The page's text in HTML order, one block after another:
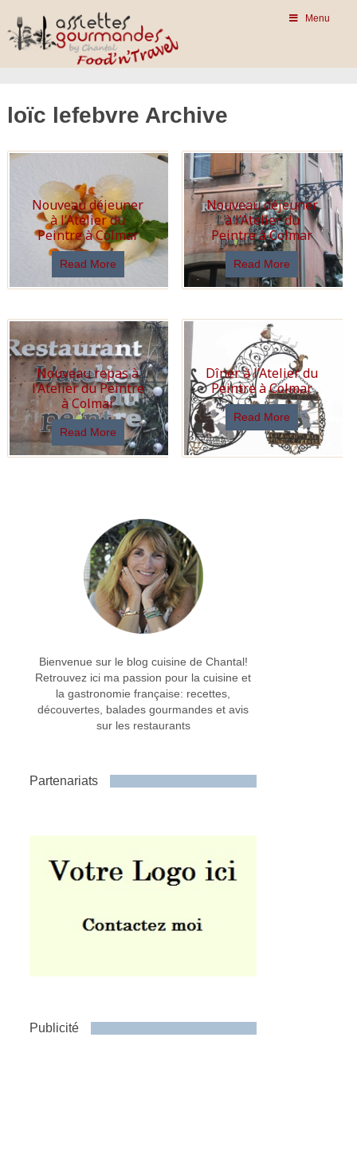
Menu
loïc lefebvre Archive
Nouveau déjeuner
à l’Atelier du
Peintre à Colmar
Read More
Nouveau déjeuner
à l’Atelier du
Peintre à Colmar
Read More
Nouveau repas à
l’Atelier du Peintre
à Colmar
Read More
Dîner à l’Atelier du
Peintre à Colmar
Read More
Bienvenue sur le blog cuisine de Chantal!
Retrouvez ici ma passion pour la cuisine et
la gastronomie française: recettes,
découvertes, balades gourmandes et avis
sur les restaurants
Partenariats
Publicité